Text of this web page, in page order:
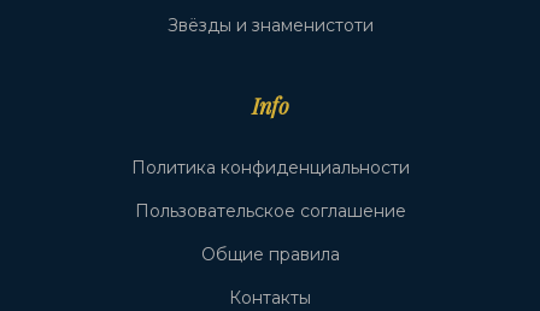
Звёзды и знаменистоти
Info
Политика конфиденциальности
Пользовательское соглашение
Общие правила
Контакты